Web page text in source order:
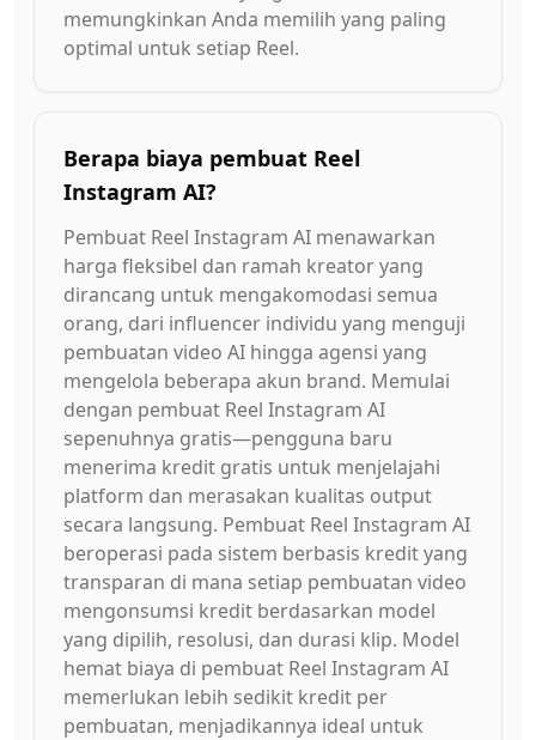
memungkinkan Anda memilih yang paling
optimal untuk setiap Reel.
Berapa biaya pembuat Reel
Instagram AI?
Pembuat Reel Instagram AI menawarkan
harga fleksibel dan ramah kreator yang
dirancang untuk mengakomodasi semua
orang, dari influencer individu yang menguji
pembuatan video AI hingga agensi yang
mengelola beberapa akun brand. Memulai
dengan pembuat Reel Instagram AI
sepenuhnya gratis—pengguna baru
menerima kredit gratis untuk menjelajahi
platform dan merasakan kualitas output
secara langsung. Pembuat Reel Instagram AI
beroperasi pada sistem berbasis kredit yang
transparan di mana setiap pembuatan video
mengonsumsi kredit berdasarkan model
yang dipilih, resolusi, dan durasi klip. Model
hemat biaya di pembuat Reel Instagram AI
memerlukan lebih sedikit kredit per
pembuatan, menjadikannya ideal untuk